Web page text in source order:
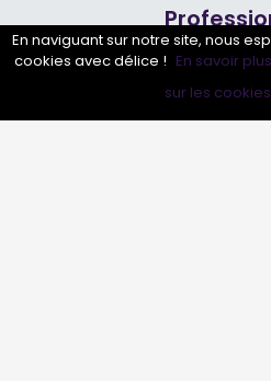
Annuaire ProInscrire mon
En naviguant sur notre site, nous
cookies avec délice ! En savoir
sur les